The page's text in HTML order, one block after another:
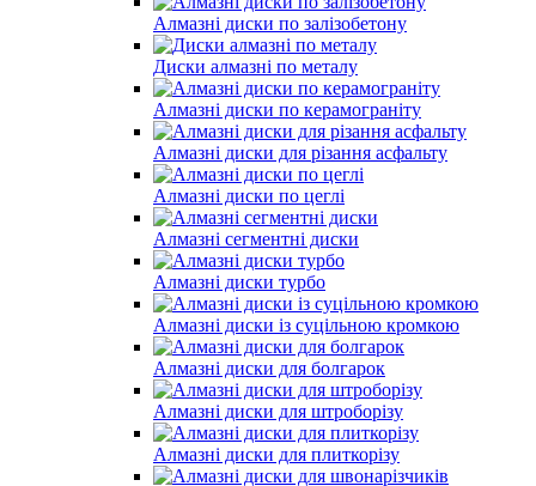
Алмазні диски по залізобетону
Диски алмазні по металу
Алмазні диски по керамограніту
Алмазні диски для різання асфальту
Алмазні диски по цеглі
Алмазні сегментні диски
Алмазні диски турбо
Алмазні диски із суцільною кромкою
Алмазні диски для болгарок
Алмазні диски для штроборізу
Алмазні диски для плиткорізу